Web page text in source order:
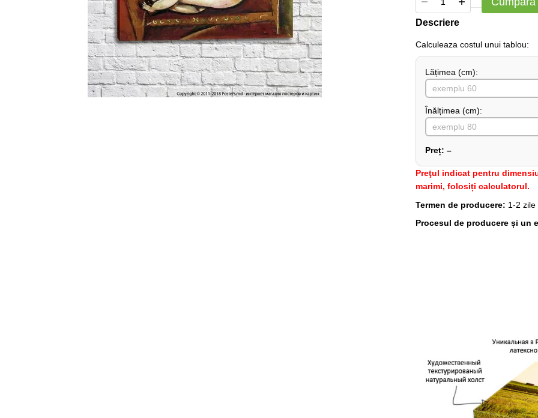
Descriere
Сalculeaza costul unui tablou:
Lățimea (сm):
Înălțimea (cm):
Preț: –
Preţul indicat pentru
marimi, folosiți calculatorul.
Termen de producere: 1-2
Procesul de producere și un